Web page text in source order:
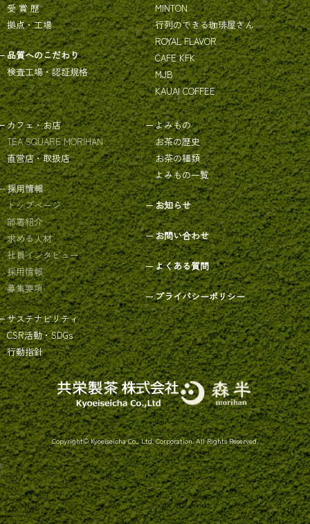
受 賞 歴
拠点・工場
品質へのこだわり
検査工場・認証規格
MINTON
行列のできる珈琲屋さん
ROYAL FLAVOR
CAFE KFK
MJB
KAUAI COFFEE
カフェ・お店
TEA SQUARE MORIHAN
直営店・取扱店
採用情報
トップページ
部署紹介
求める人材
社員インタビュー
採用情報
募集要項
サステナビリティ
CSR活動・SDGs
行動指針
よみもの
お茶の歴史
お茶の種類
よみもの一覧
お知らせ
お問い合わせ
よくある質問
プライバシーポリシー
Copyright© Kyoeiseicha Co., Ltd. Corporation. All Rights Reserved.